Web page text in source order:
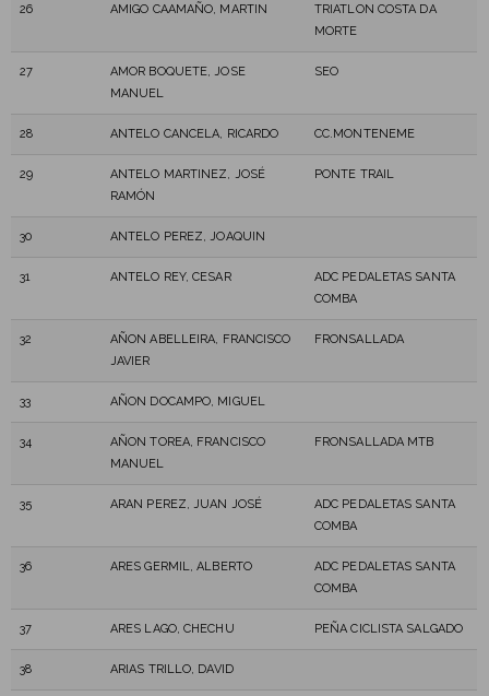
26 AMIGO CAAMAÑO, MARTIN
TRIATLON COSTA DA
MORTE
27
AMOR BOQUETE, JOSE
MANUEL
SEO
28 ANTELO CANCELA, RICARDO CC.MONTENEME
29
ANTELO MARTINEZ, JOSÉ
RAMÓN
PONTE TRAIL
30 ANTELO PEREZ, JOAQUIN
31 ANTELO REY, CESAR
ADC PEDALETAS SANTA
COMBA
32
AÑON ABELLEIRA, FRANCISCO
JAVIER
FRONSALLADA
33 AÑON DOCAMPO, MIGUEL
34
AÑON TOREA, FRANCISCO
MANUEL
FRONSALLADA MTB
35 ARAN PEREZ, JUAN JOSÉ
ADC PEDALETAS SANTA
COMBA
36 ARES GERMIL, ALBERTO
ADC PEDALETAS SANTA
COMBA
37 ARES LAGO, CHECHU PEÑA CICLISTA SALGADO
38 ARIAS TRILLO, DAVID